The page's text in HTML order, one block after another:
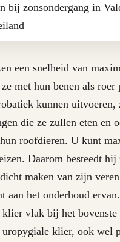
bij zonsondergang in
een snelheid van
met hun benen als roer
kunnen uitvoeren,
die ze zullen eten en
roofdieren. U kunt
Daarom besteedt
maken van zijn
aan het onderhoud
klier vlak bij het bovenste
uropygiale klier, ook wel